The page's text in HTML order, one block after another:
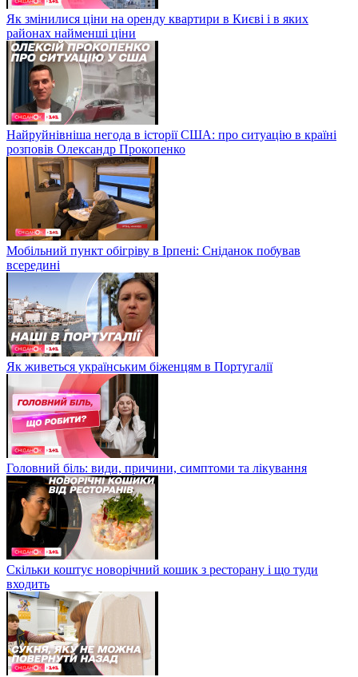
Як змінилися ціни на оренду квартири в Києві і в яких
районах найменші ціни
Найруйнівніша негода в історії США: про ситуацію в країні
розповів Олександр Прокопенко
Мобільний пункт обігріву в Ірпені: Сніданок побував
всередині
Як живеться українським біженцям в Португалії
Головний біль: види, причини, симптоми та лікування
Скільки коштує новорічний кошик з ресторану і що туди
входить